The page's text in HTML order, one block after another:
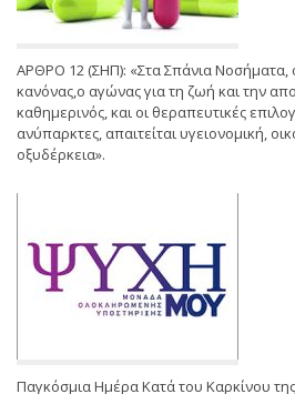
ΑΡΘΡΟ 12 (ΣΗΠ): «Στα Σπάνια Νοσήματα,
κανόνας,ο αγώνας για τη ζωή και την
καθημερινός, και οι θεραπευτικές
ανύπαρκτες, απαιτείται υγειονομική,
οξυδέρκεια».
Παγκόσμια Ημέρα Κατά του Καρκίνου